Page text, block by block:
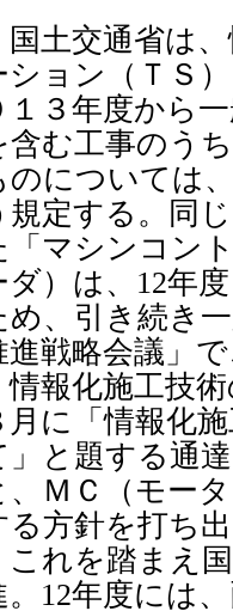
土交通省は、
ション（ＴＳ
１３年度から
含む工事のう
のについては
規定する。同
「マシンコン
ダ）は、12年
め、引き続き
進戦略会議」
報化施工技術
月に「情報化
」と題する通
、ＭＣ（モー
る方針を打ち
れを踏まえ国
。12年度には